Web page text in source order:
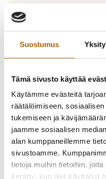
Suostumus
Tämä sivusto käyttää
Käytämme evästeitä
räätälöimiseen,
tukemiseen ja
jaamme sosiaalisen
alan kumppaneillemme
sivustoamme.
tietoja muihin tietoihin,
kerätty, kun olet käyttänyt
040 703 2981
Murron
Tyrnävän